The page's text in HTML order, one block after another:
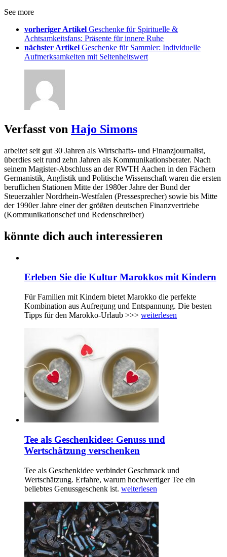
See more
vorheriger Artikel Geschenke für Spirituelle &
Achtsamkeitsfans: Präsente für innere Ruhe
nächster Artikel Geschenke für Sammler: Individuelle
Aufmerksamkeiten mit Seltenheitswert
Verfasst von Hajo Simons
arbeitet seit gut 30 Jahren als Wirtschafts- und Finanzjournalist,
überdies seit rund zehn Jahren als Kommunikationsberater. Nach
seinem Magister-Abschluss an der RWTH Aachen in den Fächern
Germanistik, Anglistik und Politische Wissenschaft waren die ersten
beruflichen Stationen Mitte der 1980er Jahre der Bund der
Steuerzahler Nordrhein-Westfalen (Pressesprecher) sowie bis Mitte
der 1990er Jahre einer der größten deutschen Finanzvertriebe
(Kommunikationschef und Redenschreiber)
könnte dich auch interessieren
Erleben Sie die Kultur Marokkos mit Kindern
Für Familien mit Kindern bietet Marokko die perfekte
Kombination aus Aufregung und Entspannung. Die besten
Tipps für den Marokko-Urlaub >>> weiterlesen
Tee als Geschenkidee: Genuss und
Wertschätzung verschenken
Tee als Geschenkidee verbindet Geschmack und
Wertschätzung. Erfahre, warum hochwertiger Tee ein
beliebtes Genussgeschenk ist. weiterlesen